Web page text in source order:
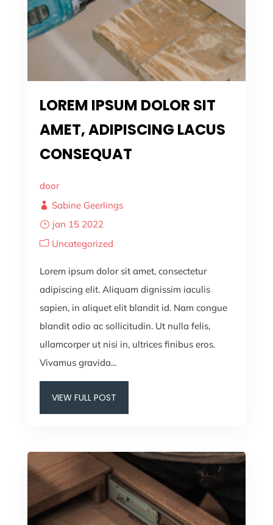
LOREM IPSUM DOLOR SIT
AMET, ADIPISCING LACUS
CONSEQUAT
door
Sabine Geerlings
jan 15 2022
Uncategorized
Lorem ipsum dolor sit amet, consectetur
adipiscing elit. Aliquam dignissim iaculis
sapien, in aliquet elit blandit id. Nam congue
blandit odio ac sollicitudin. Ut nulla felis,
ullamcorper ut nisi in, ultrices finibus eros.
Vivamus gravida...
VIEW FULL POST